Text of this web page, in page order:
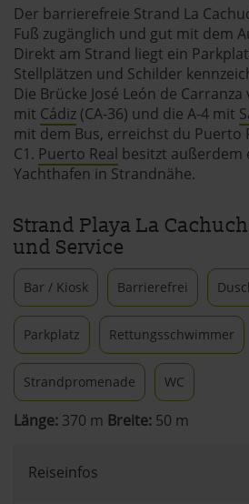
Der barrierefreie Strand La
Fuß zugänglich und gut mit dem
Direkt am Strand liegt ein
Stellplätzen und Schilder
Die Brücke José León de
mit Cádiz (CA-36) und die A-4 mit
mit dem Bus, erreichst du Puerto
C1. Puerto Real besitzt außerdem
Yachthafen in Strandnähe.
Strand Playa La
und Service
Bar / Kiosk Barrierefrei
Parkplatz Rettungsschwimmer
Strandpromenade WC
Länge: 370 m Breite: 50 m
Reiseinfos